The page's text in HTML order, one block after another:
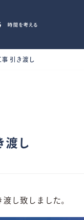
引き渡し
渡し
し致しました。